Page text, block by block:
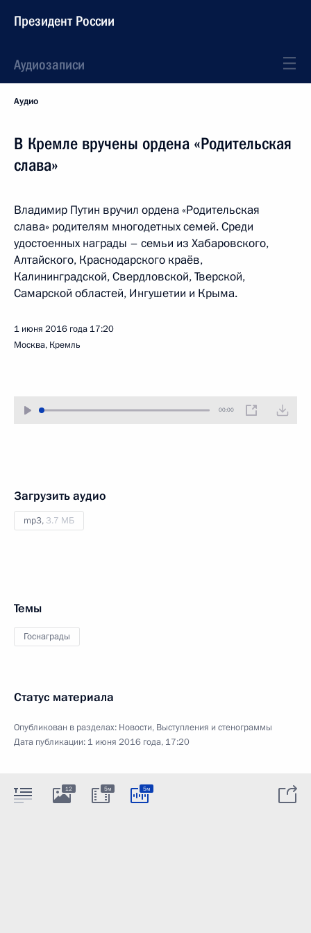
Президент России
Аудиозаписи
Аудио
В Кремле вручены ордена «Родительская
слава»
Владимир Путин вручил ордена «Родительская
слава» родителям многодетных семей. Среди
удостоенных награды – семьи из Хабаровского,
Алтайского, Краснодарского краёв,
Калининградской, Свердловской, Тверской,
Самарской областей, Ингушетии и Крыма.
1 июня 2016 года 17:20
Москва, Кремль
00:00
Загрузить аудио
mp3, 3.7 МБ
Темы
Госнаграды
Статус материала
Опубликован в разделах: Новости, Выступления и стенограммы
Дата публикации: 1 июня 2016 года, 17:20
12 5м 5м